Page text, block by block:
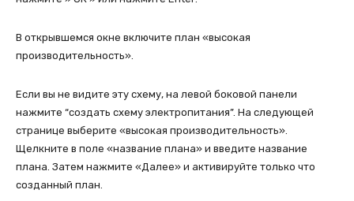
В открывшемся окне включите план «высокая
производительность».
Если вы не видите эту схему, на левой боковой панели
нажмите “создать схему электропитания”. На следующей
странице выберите «высокая производительность».
Щелкните в поле «название плана» и введите название
плана. Затем нажмите «Далее» и активируйте только что
созданный план.